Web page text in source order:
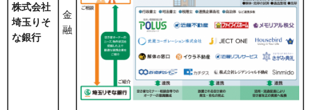
株式会社
埼玉りそ
な銀行
金
融